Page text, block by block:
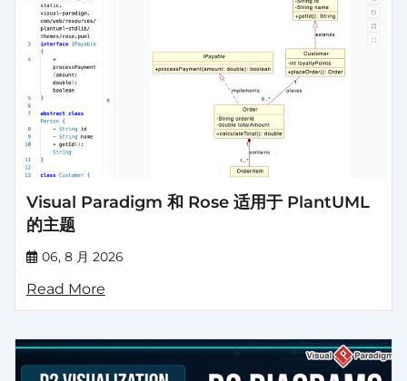
Visual Paradigm 和 Rose 适用于 PlantUML
的主题
06, 8 月 2026
Read More